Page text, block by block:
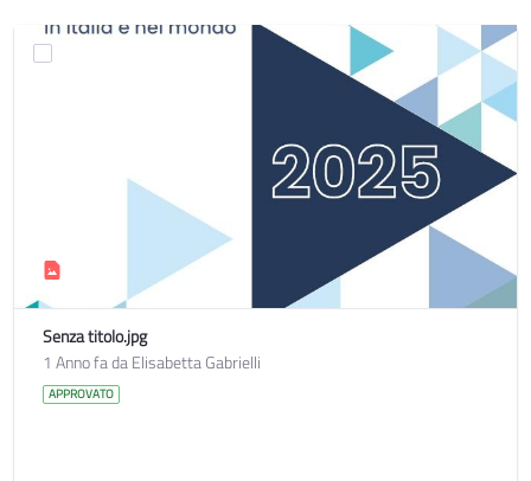
Senza titolo.jpg
1 Anno fa da Elisabetta Gabrielli
APPROVATO